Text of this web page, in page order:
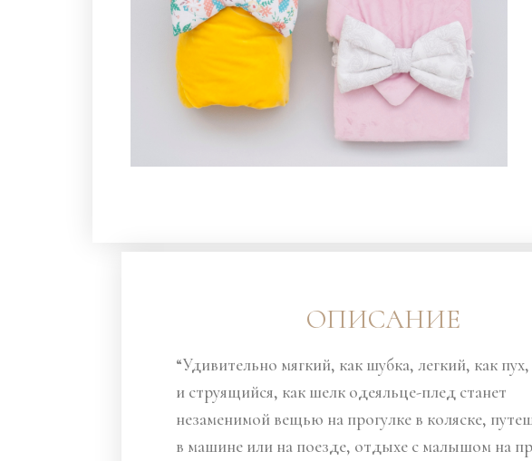
ОПИСАНИЕ
“Удивительно мягкий, как шубка, легкий, как
и струящийся, как шелк одеяльце-плед станет
незаменимой вещью на прогулке в коляске,
в машине или на поезде, отдыхе с малышом на